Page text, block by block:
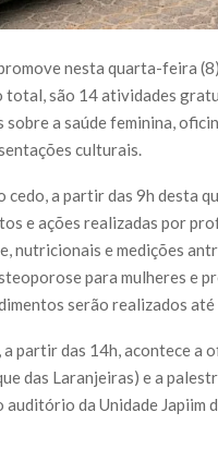
nesta quarta-feira
são 14 atividades
a saúde feminina,
culturais.
cedo, a partir das 9h desta
e ações realizadas por
nutricionais e medições
para mulheres e
serão realizados até
partir das 14h, acontece a
das Laranjeiras) e a
auditório da Unidade Japiim